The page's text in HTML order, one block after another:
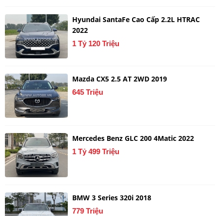
Hyundai SantaFe Cao Cấp 2.2L HTRAC
2022
1 Tỷ 120 Triệu
Mazda CX5 2.5 AT 2WD 2019
645 Triệu
Mercedes Benz GLC 200 4Matic 2022
1 Tỷ 499 Triệu
BMW 3 Series 320i 2018
779 Triệu